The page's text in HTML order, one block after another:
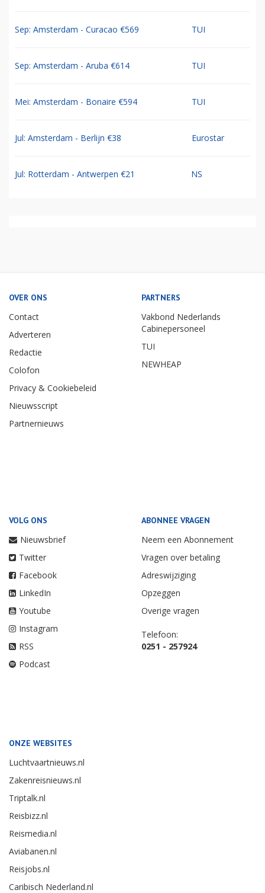
Sep: Amsterdam - Curacao €569 TUI
Sep: Amsterdam - Aruba €614 TUI
Mei: Amsterdam - Bonaire €594 TUI
Jul: Amsterdam - Berlijn €38 Eurostar
Jul: Rotterdam - Antwerpen €21 NS
OVER ONS
Contact
Adverteren
Redactie
Colofon
Privacy & Cookiebeleid
Nieuwsscript
Partnernieuws
PARTNERS
Vakbond Nederlands
Cabinepersoneel
TUI
NEWHEAP
VOLG ONS
Nieuwsbrief
Twitter
Facebook
LinkedIn
Youtube
Instagram
RSS
Podcast
ABONNEE VRAGEN
Neem een Abonnement
Vragen over betaling
Adreswijziging
Opzeggen
Overige vragen
Telefoon:
0251 - 257924
ONZE WEBSITES
Luchtvaartnieuws.nl
Zakenreisnieuws.nl
Triptalk.nl
Reisbizz.nl
Reismedia.nl
Aviabanen.nl
Reisjobs.nl
Caribisch Nederland.nl